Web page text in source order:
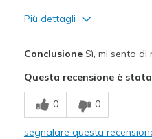
Più dettagli
Migliori Utilizzi:
Casual Wear
ConclusioneSì, mi sento di
Questa recensione è
0 0
segnalare questa